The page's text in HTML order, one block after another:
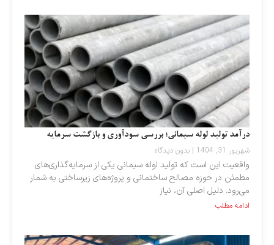
درآمد تولید لوله سیمانی؛ بررسی سودآوری و بازگشت سرمایه
شهریور 31, 1404 بدون دیدگاه
واقعیت این است که تولید لوله سیمانی یکی از سرمایه‌گذاری‌های
مطمئن در حوزه مصالح ساختمانی و پروژه‌های زیرساختی به شمار
می‌رود. دلیل اصلی آن، نیاز
ادامه مطلب